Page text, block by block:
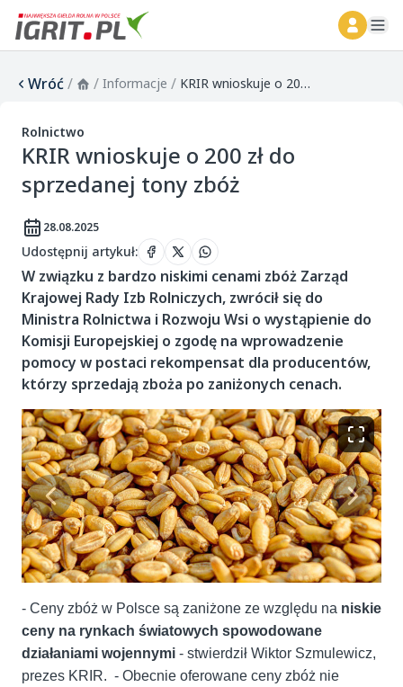
Wróć/ / Informacje / KRIR wnioskuje o 200 zł do sprzedanej tony zbóż
Rolnictwo
KRIR wnioskuje o 200 zł do
sprzedanej tony zbóż
28.08.2025
Udostępnij artykuł:
W związku z bardzo niskimi cenami zbóż Zarząd
Krajowej Rady Izb Rolniczych, zwrócił się do
Ministra Rolnictwa i Rozwoju Wsi o wystąpienie do
Komisji Europejskiej o zgodę na wprowadzenie
pomocy w postaci rekompensat dla producentów,
którzy sprzedają zboża po zaniżonych cenach.
- Ceny zbóż w Polsce są zaniżone ze względu na niskie
ceny na rynkach światowych spowodowane
działaniami wojennymi - stwierdził Wiktor Szmulewicz,
prezes KRIR. - Obecnie oferowane ceny zbóż nie